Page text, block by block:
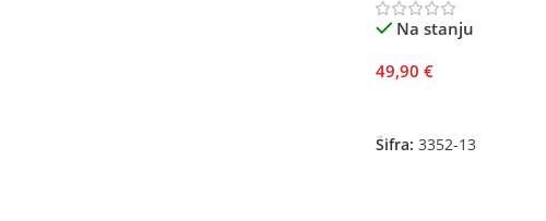
Na stanju
49,90 €
Šifra: 3352-13